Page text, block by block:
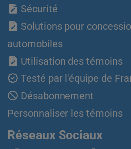
Sécurité
Solutions pour
automobiles
Utilisation des témoins
Testé par l'équipe de
Désabonnement
Personnaliser les témoins
Réseaux Sociaux